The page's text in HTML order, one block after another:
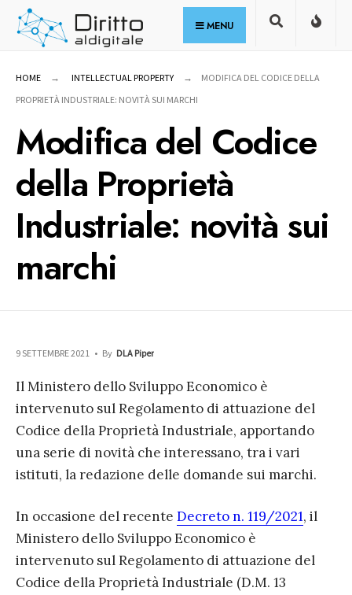
Skip
MENU
HOME INTELLECTUAL PROPERTY
MODIFICA DEL CODICE DELLA
PROPRIETÀ INDUSTRIALE: NOVITÀ SUI MARCHI
Modifica del Codice
della Proprietà
Industriale: novità sui
marchi
9 SETTEMBRE 2021 • By DLA Piper
Il Ministero dello Sviluppo Economico è
intervenuto sul Regolamento di attuazione del
Codice della Proprietà Industriale, apportando
una serie di novità che interessano, tra i vari
istituti, la redazione delle domande sui marchi.
In occasione del recente Decreto n. 119/2021, il
Ministero dello Sviluppo Economico è
intervenuto sul Regolamento di attuazione del
Codice della Proprietà Industriale (D.M. 13